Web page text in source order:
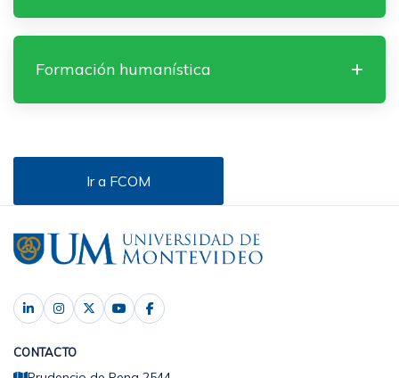
Formación humanística
Ir a FCOM
CONTACTO